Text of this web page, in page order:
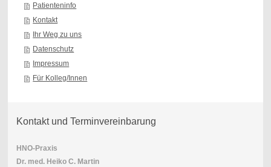
Patienteninfo
Kontakt
Ihr Weg zu uns
Datenschutz
Impressum
Für Kolleg/Innen
Kontakt und Terminvereinbarung
HNO-Praxis
Dr. med. Heiko C. Martin